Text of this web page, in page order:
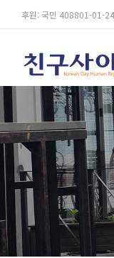
후원: 국민 408801-01-